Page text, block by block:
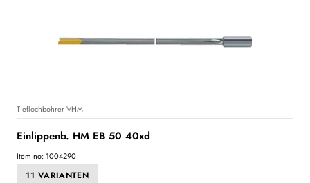
Tieflochbohrer VHM
Einlippenb. HM EB 50 40xd
Item no: 1004290
11 VARIANTEN